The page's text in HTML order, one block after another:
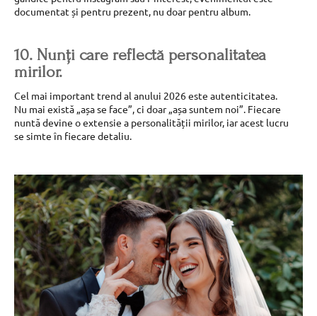
documentat și pentru prezent, nu doar pentru album.
10. Nunți care reflectă personalitatea
mirilor.
Cel mai important trend al anului 2026 este autenticitatea.
Nu mai există „așa se face”, ci doar „așa suntem noi”. Fiecare
nuntă devine o extensie a personalității mirilor, iar acest lucru
se simte în fiecare detaliu.